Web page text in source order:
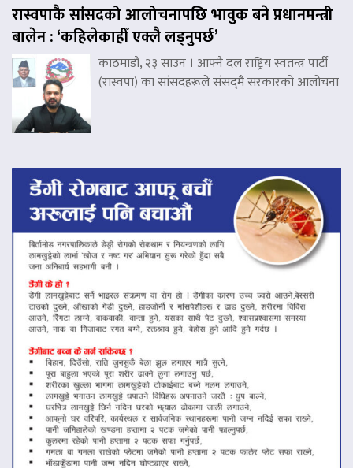
रास्वपाकै सांसदको आलोचनापछि भावुक बने प्रधानमन्त्री
बालेन : ‘कहिलेकाहीँ एक्लै लड्नुपर्छ’
काठमाडौं, २३ साउन । आफ्नै दल राष्ट्रिय स्वतन्त्र पार्टी
(रास्वपा) का सांसदहरूले संसद्‌मै सरकारको आलोचना